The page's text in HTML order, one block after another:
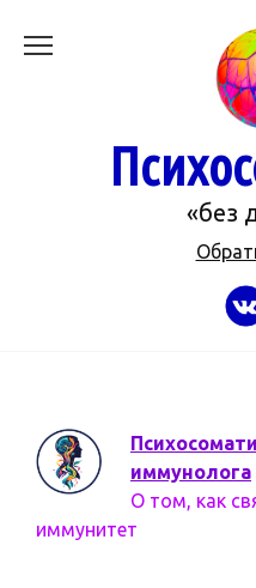
«без
иммунолога
О том, как
иммунитет